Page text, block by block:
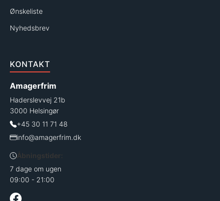
Ønskeliste
Nyhedsbrev
KONTAKT
Amagerfrim
Haderslevvej 21b
3000 Helsingør
+45 30 11 71 48
info@amagerfrim.dk
Åbningstider:
7 dage om ugen
09:00 - 21:00